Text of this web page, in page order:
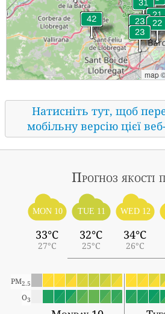
map
Натисніть тут, щоб
мобільну версію цієї
Прогноз якості
MON 10
33°C
27°C
TUE 11
32°C
25°C
WED 12
34°C
26°C
PM2.5
O3